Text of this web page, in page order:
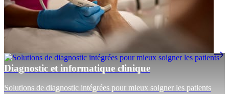
Diagnostic et informatique clinique
Solutions de diagnostic intégrées pour mieux soigner les patients